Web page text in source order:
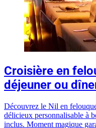
Croisière en
déjeuner ou
Découvrez le Nil en
délicieux personnalisable à
inclus. Moment magique